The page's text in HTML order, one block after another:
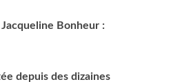
Bonheur :
depuis des dizaines